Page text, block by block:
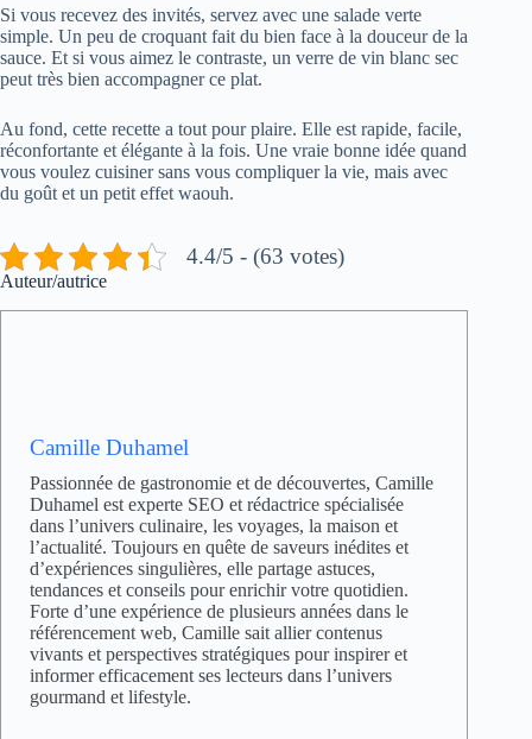
Si vous recevez des invités, servez avec une salade verte
simple. Un peu de croquant fait du bien face à la douceur de la
sauce. Et si vous aimez le contraste, un verre de vin blanc sec
peut très bien accompagner ce plat.
Au fond, cette recette a tout pour plaire. Elle est rapide, facile,
réconfortante et élégante à la fois. Une vraie bonne idée quand
vous voulez cuisiner sans vous compliquer la vie, mais avec
du goût et un petit effet waouh.
4.4/5 - (63 votes)
Auteur/autrice
Camille Duhamel
Passionnée de gastronomie et de découvertes, Camille
Duhamel est experte SEO et rédactrice spécialisée
dans l’univers culinaire, les voyages, la maison et
l’actualité. Toujours en quête de saveurs inédites et
d’expériences singulières, elle partage astuces,
tendances et conseils pour enrichir votre quotidien.
Forte d’une expérience de plusieurs années dans le
référencement web, Camille sait allier contenus
vivants et perspectives stratégiques pour inspirer et
informer efficacement ses lecteurs dans l’univers
gourmand et lifestyle.